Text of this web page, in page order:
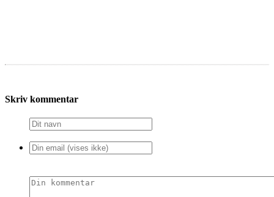
Skriv kommentar